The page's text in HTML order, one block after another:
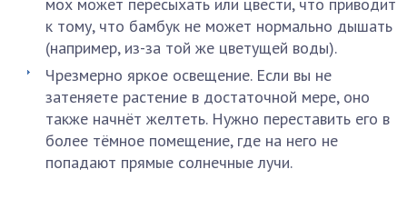
к тому, что бамбук не может нормально дышать
(например, из-за той же цветущей воды).
Чрезмерно яркое освещение. Если вы не
затеняете растение в достаточной мере, оно
также начнёт желтеть. Нужно переставить его в
более тёмное помещение, где на него не
попадают прямые солнечные лучи.